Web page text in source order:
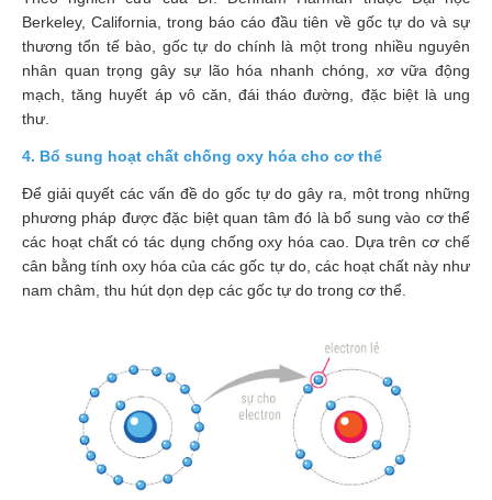
Chống
viêm,
nề,
trợ
tiểu
đường
Sức
Chuyên
mục
Berkeley, California, trong báo cáo đầu tiên về gốc tự do và sự
thương tổn tế bào, gốc tự do chính là một trong nhiều nguyên
nhân quan trọng gây sự lão hóa nhanh chóng, xơ vữa động
mạch, tăng huyết áp vô căn, đái tháo đường, đặc biệt là ung
thư.
4. Bổ sung hoạt chất chống oxy hóa cho cơ thể
Để giải quyết các vấn đề do gốc tự do gây ra, một trong những
phương pháp được đặc biệt quan tâm đó là bổ sung vào cơ thể
các hoạt chất có tác dụng chống oxy hóa cao. Dựa trên cơ chế
cân bằng tính oxy hóa của các gốc tự do, các hoạt chất này như
nam châm, thu hút dọn dẹp các gốc tự do trong cơ thể.